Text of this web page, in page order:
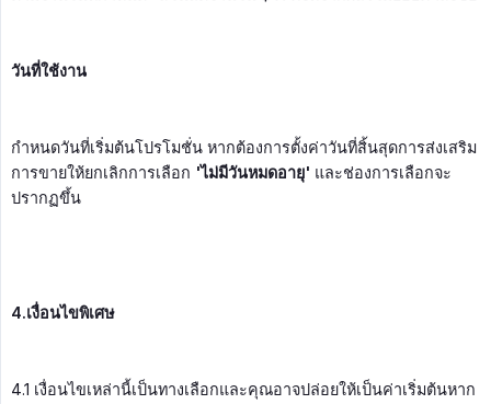
วันที่ใช้งาน
กำหนดวันที่เริ่มต้นโปรโมชั่น หากต้องการตั้งค่าวันที่สิ้นสุดการส่งเสริม
การขายให้ยกเลิกการเลือก 'ไม่มีวันหมดอายุ' และช่องการเลือกจะ
ปรากฏขึ้น
4.เงื่อนไขพิเศษ
4.1 เงื่อนไขเหล่านี้เป็นทางเลือกและคุณอาจปล่อยให้เป็นค่าเริ่มต้นหาก